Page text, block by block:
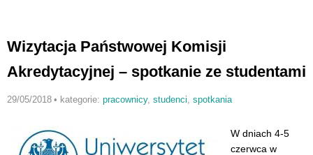
Wizytacja Państwowej Komisji
Akredytacyjnej – spotkanie ze studentami
29/05/2018 • kategorie: pracownicy, studenci spotkania
W dniach 4-5
czerwca w